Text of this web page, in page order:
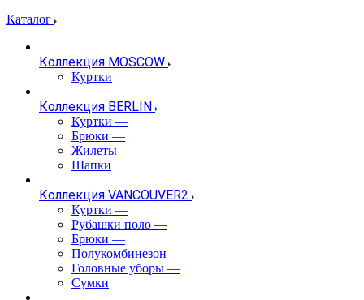
Каталог
Коллекция MOSCOW
Куртки
Коллекция BERLIN
Куртки —
Брюки —
Жилеты —
Шапки
Коллекция VANCOUVER2
Куртки —
Рубашки поло —
Брюки —
Полукомбинезон —
Головные уборы —
Сумки